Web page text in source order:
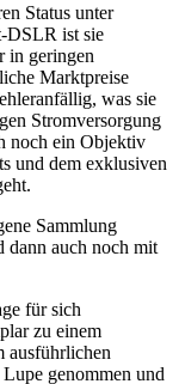
Status unter
DSLR ist sie
in geringen
Marktpreise
was sie
Stromversorgung
noch ein Objektiv
und dem exklusiven
Sammlung
dann auch noch mit
für sich
zu einem
ausführlichen
genommen und